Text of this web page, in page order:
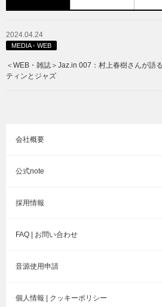
2024.04.24
MEDIA - WEB
＜WEB・雑誌＞Jaz.in 007：村上春樹さんが語
ティンとジャズ
会社概要
公式note
採用情報
FAQ | お問い合わせ
音源使用申請
個人情報 | クッキーポリシー